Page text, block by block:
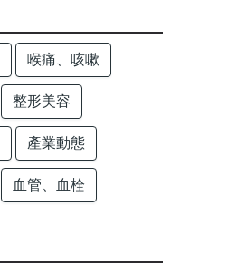
喉痛、咳嗽
整形美容
產業動態
血管、血栓